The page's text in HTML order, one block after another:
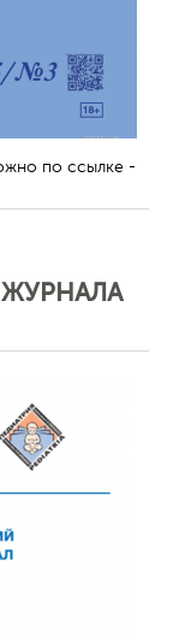
по ссылке -